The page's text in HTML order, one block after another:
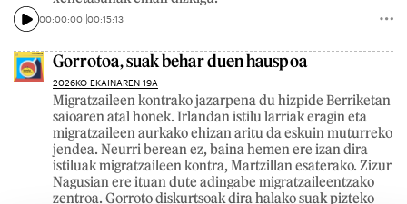
00:00:00 00:15:13
Gorrotoa, suak behar duen hauspoa
2026KO EKAINAREN 19A
Migratzaileen kontrako jazarpena du hizpide Berriketan
saioaren atal honek. Irlandan istilu larriak eragin eta
migratzaileen aurkako ehizan aritu da eskuin muturreko
jendea. Neurri berean ez, baina hemen ere izan dira
istiluak migratzaileen kontra, Martzillan esaterako. Zizur
Nagusian ere ituan dute adingabe migratzaileentzako
zentroa. Gorroto diskurtsoak dira halako suak pizteko